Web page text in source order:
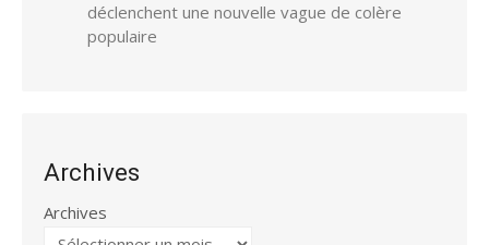
déclenchent une nouvelle vague de colère
populaire
Archives
Archives